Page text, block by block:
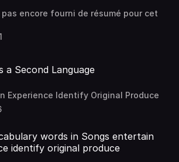
encore fourni de résumé pour cet
a Second Language
Experience Identify Original Produce
words in Songs entertain
identify original produce